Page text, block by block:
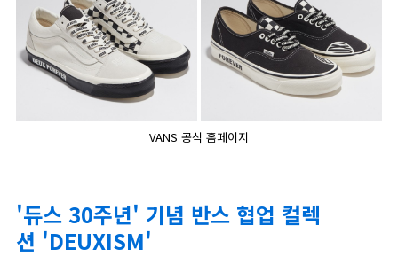
VANS 공식 홈페이지
'듀스 30주년' 기념 반스 협업 컬렉
션 'DEUXISM'